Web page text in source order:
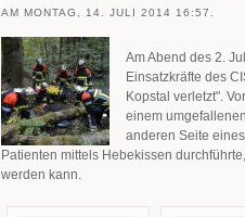
AM MONTAG, 14. JULI 2014 16:57.
Am Abend des 2.
Einsatzkräfte des
Kopstal verletzt".
einem
anderen Seite
Patienten mittels Hebekissen
werden kann.